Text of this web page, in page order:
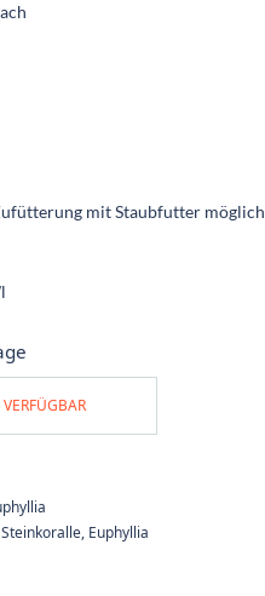
mit Staubfutter möglich
Steinkoralle, Euphyllia